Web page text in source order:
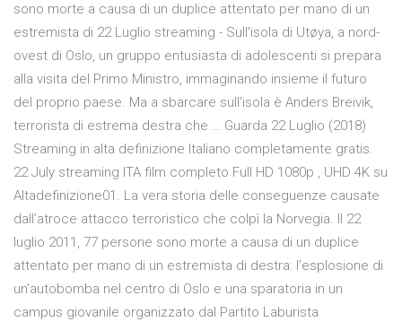
sono morte a causa di un duplice attentato per mano di un
estremista di 22 Luglio streaming - Sull'isola di Utøya, a nord-
ovest di Oslo, un gruppo entusiasta di adolescenti si prepara
alla visita del Primo Ministro, immaginando insieme il futuro
del proprio paese. Ma a sbarcare sull'isola è Anders Breivik,
terrorista di estrema destra che … Guarda 22 Luglio (2018)
Streaming in alta definizione Italiano completamente gratis.
22 July streaming ITA film completo Full HD 1080p , UHD 4K su
Altadefinizione01. La vera storia delle conseguenze causate
dall’atroce attacco terroristico che colpì la Norvegia. Il 22
luglio 2011, 77 persone sono morte a causa di un duplice
attentato per mano di un estremista di destra: l’esplosione di
un’autobomba nel centro di Oslo e una sparatoria in un
campus giovanile organizzato dal Partito Laburista